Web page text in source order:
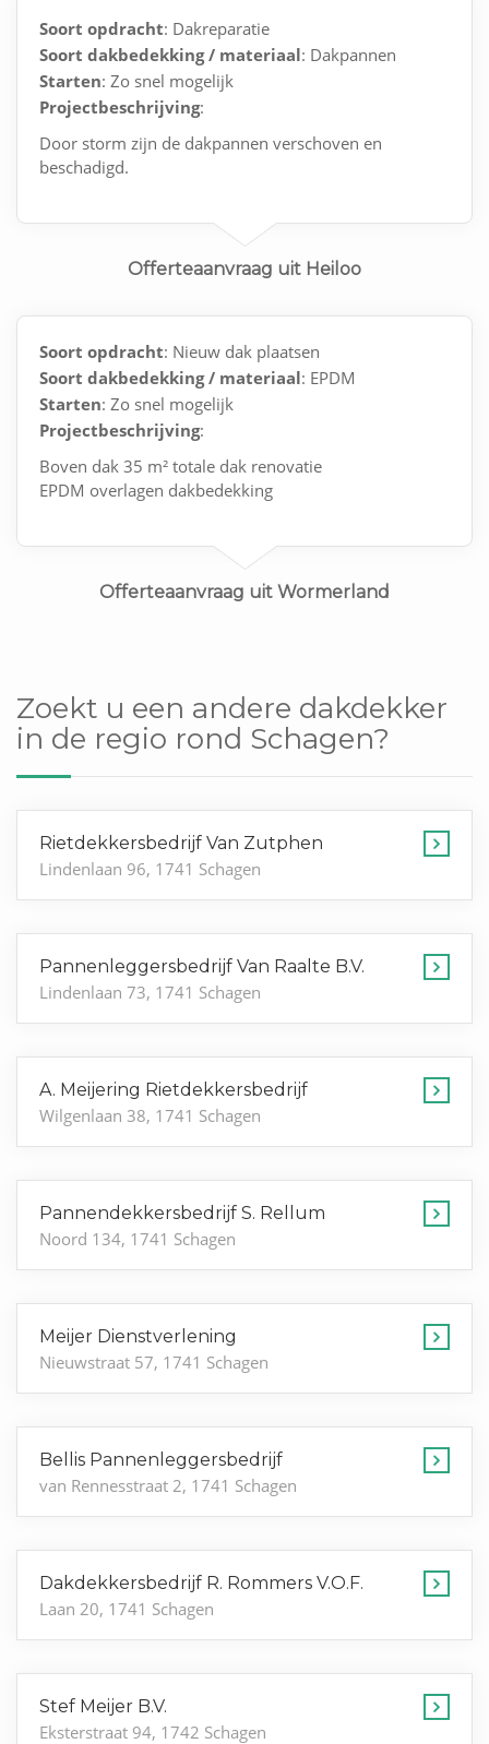
Soort opdracht: Dakreparatie
Soort dakbedekking / materiaal: Dakpannen
Starten: Zo snel mogelijk
Projectbeschrijving:
Door storm zijn de dakpannen verschoven en
beschadigd.
Offerteaanvraag uit Heiloo
Soort opdracht: Nieuw dak plaatsen
Soort dakbedekking / materiaal: EPDM
Starten: Zo snel mogelijk
Projectbeschrijving:
Boven dak 35 m² totale dak renovatie
EPDM overlagen dakbedekking
Offerteaanvraag uit Wormerland
Zoekt u een andere dakdekker
in de regio rond Schagen?
Rietdekkersbedrijf Van Zutphen
Lindenlaan 96, 1741 Schagen
Pannenleggersbedrijf Van Raalte B.V.
Lindenlaan 73, 1741 Schagen
A. Meijering Rietdekkersbedrijf
Wilgenlaan 38, 1741 Schagen
Pannendekkersbedrijf S. Rellum
Noord 134, 1741 Schagen
Meijer Dienstverlening
Nieuwstraat 57, 1741 Schagen
Bellis Pannenleggersbedrijf
van Rennesstraat 2, 1741 Schagen
Dakdekkersbedrijf R. Rommers V.O.F.
Laan 20, 1741 Schagen
Stef Meijer B.V.
Eksterstraat 94, 1742 Schagen